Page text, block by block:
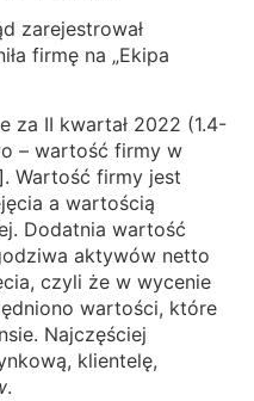
zarejestrował
firmę na „Ekipa
za II kwartał 2022 (1.4-
– wartość firmy w
. Wartość firmy jest
a wartością
Dodatnia wartość
aktywów netto
czyli że w wycenie
wartości, które
Najczęściej
klientelę,
.